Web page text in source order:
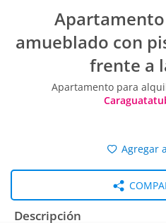
amueblado con
frente a
Apartamento para
Agregar
Descripción